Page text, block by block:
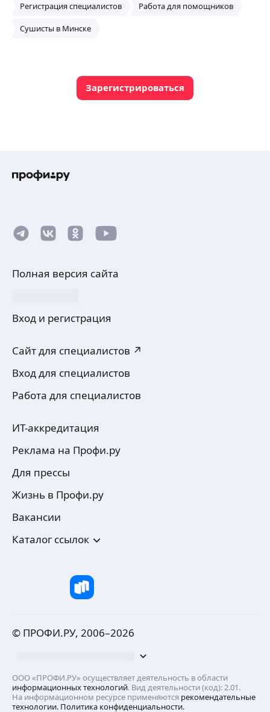
Регистрация специалистов Работа для помощников
Сушисты в Минске
Зарегистрироваться
Полная версия сайта
Вход и регистрация
Сайт для специалистов ↗
Вход для специалистов
Работа для специалистов
ИТ-аккредитация
Реклама на Профи.ру
Для прессы
Жизнь в Профи.ру
Вакансии
Каталог ссылок
© ПРОФИ.РУ, 2006–2026
ООО «ПРОФИ.РУ» осуществляет деятельность в области
информационных технологий. Вид деятельности (код): 2.01.
На информационном ресурсе применяются рекомендательные
технологии. Политика конфиденциальности.